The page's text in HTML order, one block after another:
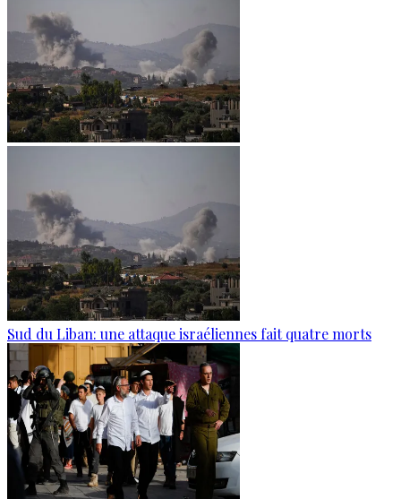
Sud du Liban: une attaque israéliennes fait quatre morts